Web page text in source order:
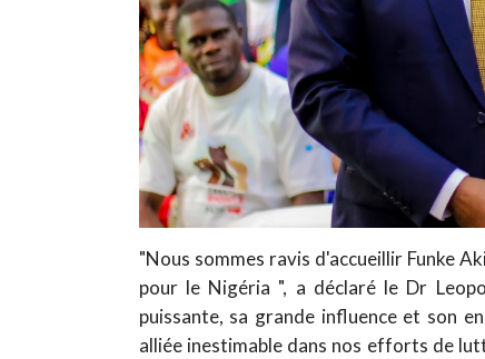
"Nous sommes ravis d'accueillir Funke
pour le Nigéria ", a déclaré le Dr
puissante, sa grande influence et son
alliée inestimable dans nos efforts de